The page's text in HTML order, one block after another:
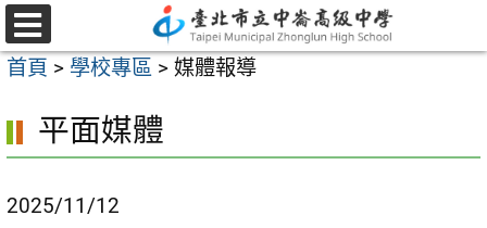
跳
至
主
內
區
選
單
首頁 > 學校專區 > 媒體報導
平面媒體
2025/11/12